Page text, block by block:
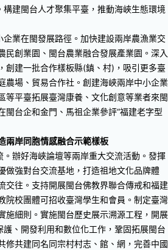
建閩台人才聚集平臺，推動海峽生態環境
業在閩發展路徑。加快建設兩岸農漁業交
民創業園、閩台農業融合發展產業園。深入
創建一批合作樣板縣(鎮、村)，吸引更多臺
農場、貿易合作社。創建海峽兩岸中小企業
等平臺拓展臺灣康養、文化創意等業者來閩
閩台企和金門、馬祖企業參評“福建老字型
兩岸同胞情感融合示範樣板
辦好海峽論壇等兩岸重大交流活動。發揮
做強對台交流基地，打造祖地文化品牌體
交往。支持開展閩台佛教界聯合傳戒和福建
院校團體可招收臺灣學生和會員。制定臺灣
施細則。實施閩台歷史展示溯源工程，開展
護、開發利用和數位化工作，鞏固拓展閩台
修共建同名同宗村村志、館、網，完善中國